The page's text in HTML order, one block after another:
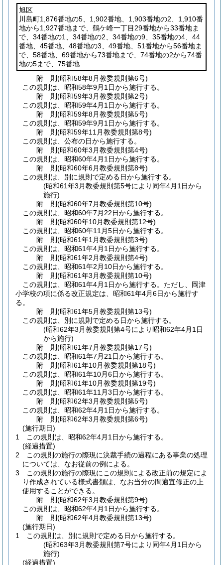
旭区
川島町1,876番地の5、1,902番地、1,903番地の2、1,910番
地から1,927番地まで、鶴ケ峰一丁目29番地から33番地ま
で、34番地の1、34番地の2、34番地の9、35番地の4、44
番地、45番地、48番地の3、49番地、51番地から56番地ま
で、58番地、69番地から73番地まで、74番地の2から74番
地の5まで、75番地
附 則(昭和58年8月教委規則第6号)
この規則は、昭和58年9月1日から施行する。
附 則(昭和59年3月教委規則第2号)
この規則は、昭和59年4月1日から施行する。
附 則(昭和59年8月教委規則第5号)
この規則は、昭和59年9月1日から施行する。
附 則(昭和59年11月教委規則第8号)
この規則は、公布の日から施行する。
附 則(昭和60年3月教委規則第4号)
この規則は、昭和60年4月1日から施行する。
附 則(昭和60年6月教委規則第8号)
この規則は、別に規則で定める日から施行する。
(昭和61年3月教委規則第5号により同年4月1日から
施行)
附 則(昭和60年7月教委規則第10号)
この規則は、昭和60年7月22日から施行する。
附 則(昭和60年10月教委規則第12号)
この規則は、昭和60年11月5日から施行する。
附 則(昭和61年1月教委規則第3号)
この規則は、昭和61年4月1日から施行する。
附 則(昭和61年2月教委規則第4号)
この規則は、昭和61年2月10日から施行する。
附 則(昭和61年3月教委規則第10号)
この規則は、昭和61年4月1日から施行する。 ただし、岡津
小学校の項に係る改正規定は、昭和61年4月6日から施行す
る。
附 則(昭和61年5月教委規則第13号)
この規則は、別に規則で定める日から施行する。
(昭和62年3月教委規則第4号により昭和62年4月1日
から施行)
附 則(昭和61年7月教委規則第17号)
この規則は、昭和61年7月21日から施行する。
附 則(昭和61年10月教委規則第18号)
この規則は、昭和61年10月6日から施行する。
附 則(昭和61年10月教委規則第19号)
この規則は、昭和61年11月3日から施行する。
附 則(昭和62年3月教委規則第5号)
この規則は、昭和62年4月1日から施行する。
附 則(昭和62年3月教委規則第6号)
(施行期日)
1
この規則は、昭和62年4月1日から施行する。
(経過措置)
2
この規則の施行の際現に決裁手続の過程にある事業の処理
については、なお従前の例による。
3
この規則の施行の際現にこの規則による改正前の規定によ
り作成されている様式書類は、なお当分の間適宜修正の上
使用することができる。
附 則(昭和62年3月教委規則第9号)
この規則は、昭和62年4月1日から施行する。
附 則(昭和62年4月教委規則第13号)
(施行期日)
1
この規則は、別に規則で定める日から施行する。
(昭和63年3月教委規則第7号により同年4月1日から
施行)
(経過措置)